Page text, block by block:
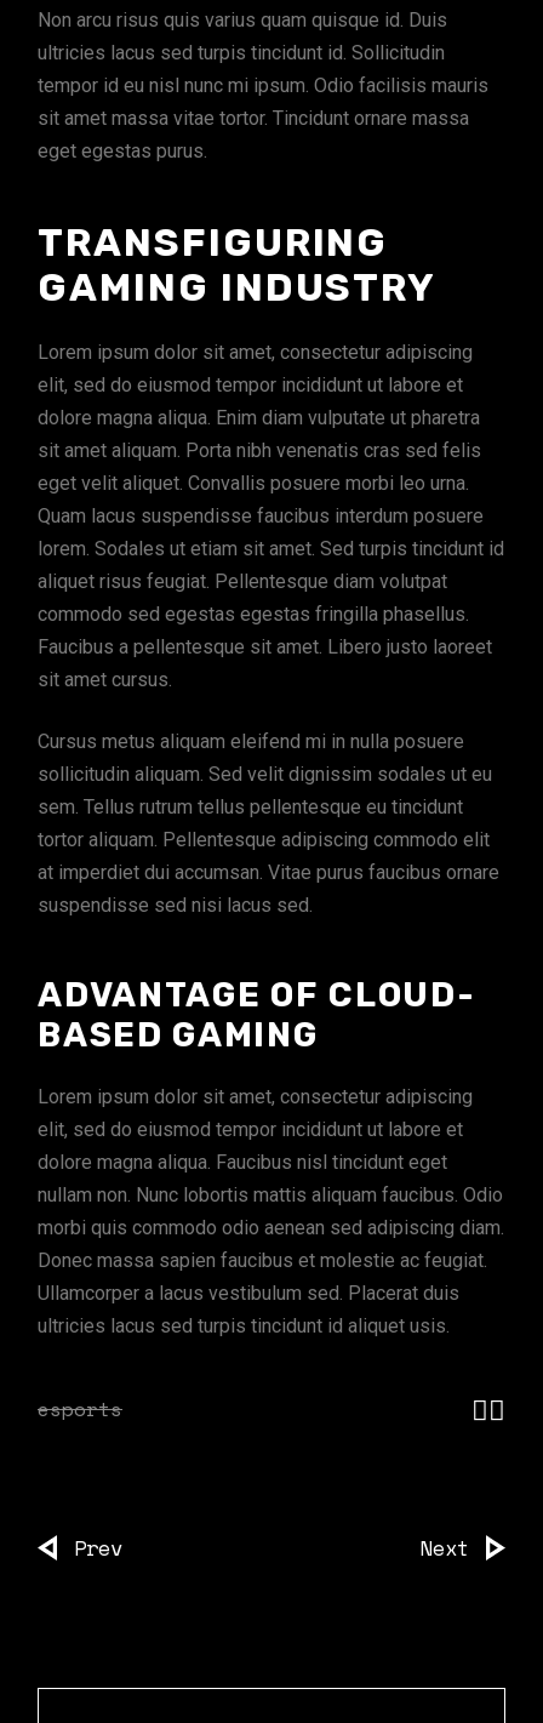
Non arcu risus quis varius quam quisque id. Duis
ultricies lacus sed turpis tincidunt id. Sollicitudin
tempor id eu nisl nunc mi ipsum. Odio facilisis mauris
sit amet massa vitae tortor. Tincidunt ornare massa
eget egestas purus.
TRANSFIGURING
GAMING INDUSTRY
Lorem ipsum dolor sit amet, consectetur adipiscing
elit, sed do eiusmod tempor incididunt ut labore et
dolore magna aliqua. Enim diam vulputate ut pharetra
sit amet aliquam. Porta nibh venenatis cras sed felis
eget velit aliquet. Convallis posuere morbi leo urna.
Quam lacus suspendisse faucibus interdum posuere
lorem. Sodales ut etiam sit amet. Sed turpis tincidunt id
aliquet risus feugiat. Pellentesque diam volutpat
commodo sed egestas egestas fringilla phasellus.
Faucibus a pellentesque sit amet. Libero justo laoreet
sit amet cursus.
Cursus metus aliquam eleifend mi in nulla posuere
sollicitudin aliquam. Sed velit dignissim sodales ut eu
sem. Tellus rutrum tellus pellentesque eu tincidunt
tortor aliquam. Pellentesque adipiscing commodo elit
at imperdiet dui accumsan. Vitae purus faucibus ornare
suspendisse sed nisi lacus sed.
ADVANTAGE OF CLOUD-
BASED GAMING
Lorem ipsum dolor sit amet, consectetur adipiscing
elit, sed do eiusmod tempor incididunt ut labore et
dolore magna aliqua. Faucibus nisl tincidunt eget
nullam non. Nunc lobortis mattis aliquam faucibus. Odio
morbi quis commodo odio aenean sed adipiscing diam.
Donec massa sapien faucibus et molestie ac feugiat.
Ullamcorper a lacus vestibulum sed. Placerat duis
ultricies lacus sed turpis tincidunt id aliquet usis.
esports
Prev Next